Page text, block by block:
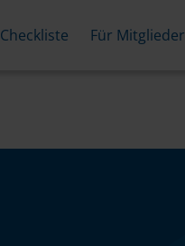
Checkliste Für Mitglieder